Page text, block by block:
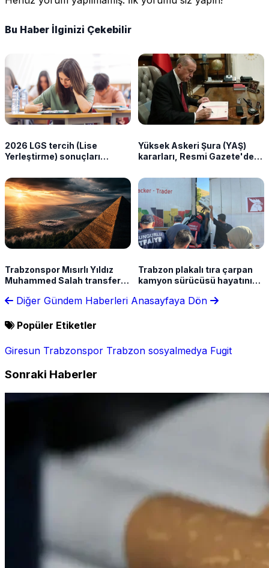
Bu Haber İlginizi Çekebilir
2026 LGS tercih (Lise
Yerleştirme) sonuçları
Yüksek Askeri Şura (YAŞ)
kararları, Resmi Gazete'de!
Kuvvetleri Komutanlığı terfi
listesi açıklandı
Trabzonspor Mısırlı Yıldız
Muhammed Salah transferini
Trabzon plakalı tıra çarpan
kamyon sürücüsü hayatını
Diğer Gündem Haberleri Anasayfaya Dön
Popüler Etiketler
Giresun Trabzonspor Trabzon sosyalmedya Fugit
Sonraki Haberler